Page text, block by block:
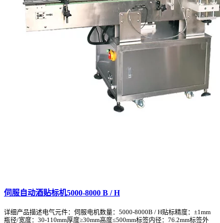
伺服自动酒贴标机5000-8000 B / H
详细产品描述电气元件：伺服电机数量：5000-8000B / H贴标精度：±1mm
瓶径/宽度：30-110mm厚度≥30mm高度≤500mm标签内径：76.2mm标签外